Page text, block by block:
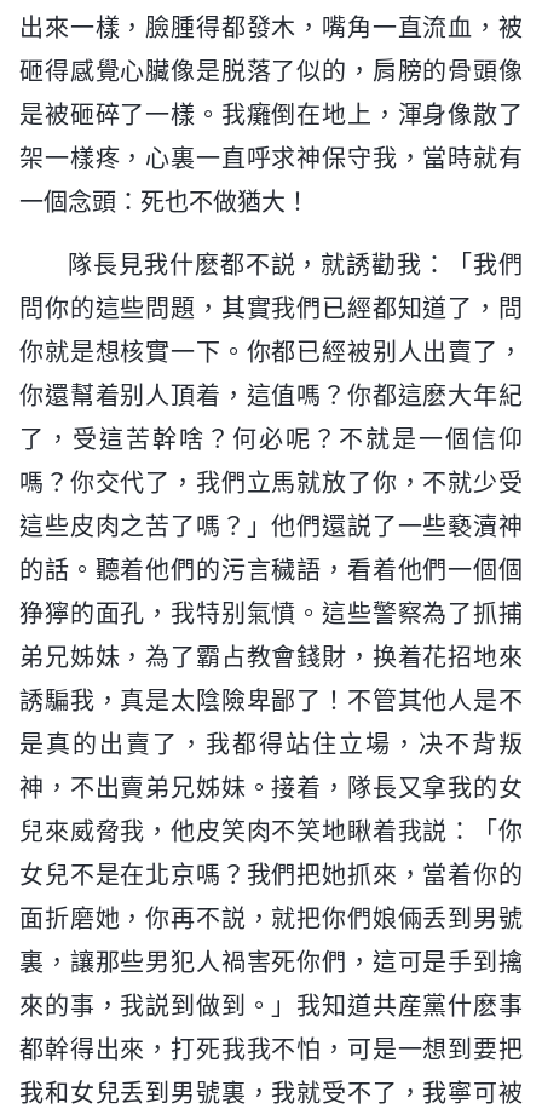
出來一樣，臉腫得都發木，嘴角一直流血，被
砸得感覺心臟像是脱落了似的，肩膀的骨頭像
是被砸碎了一樣。我癱倒在地上，渾身像散了
架一樣疼，心裏一直呼求神保守我，當時就有
一個念頭：死也不做猶大！
隊長見我什麽都不説，就誘勸我：「我們
問你的這些問題，其實我們已經都知道了，問
你就是想核實一下。你都已經被别人出賣了，
你還幫着别人頂着，這值嗎？你都這麽大年紀
了，受這苦幹啥？何必呢？不就是一個信仰
嗎？你交代了，我們立馬就放了你，不就少受
這些皮肉之苦了嗎？」他們還説了一些褻瀆神
的話。聽着他們的污言穢語，看着他們一個個
狰獰的面孔，我特别氣憤。這些警察為了抓捕
弟兄姊妹，為了霸占教會錢財，换着花招地來
誘騙我，真是太陰險卑鄙了！不管其他人是不
是真的出賣了，我都得站住立場，决不背叛
神，不出賣弟兄姊妹。接着，隊長又拿我的女
兒來威脅我，他皮笑肉不笑地瞅着我説：「你
女兒不是在北京嗎？我們把她抓來，當着你的
面折磨她，你再不説，就把你們娘倆丢到男號
裏，讓那些男犯人禍害死你們，這可是手到擒
來的事，我説到做到。」我知道共産黨什麽事
都幹得出來，打死我我不怕，可是一想到要把
我和女兒丢到男號裏，我就受不了，我寧可被